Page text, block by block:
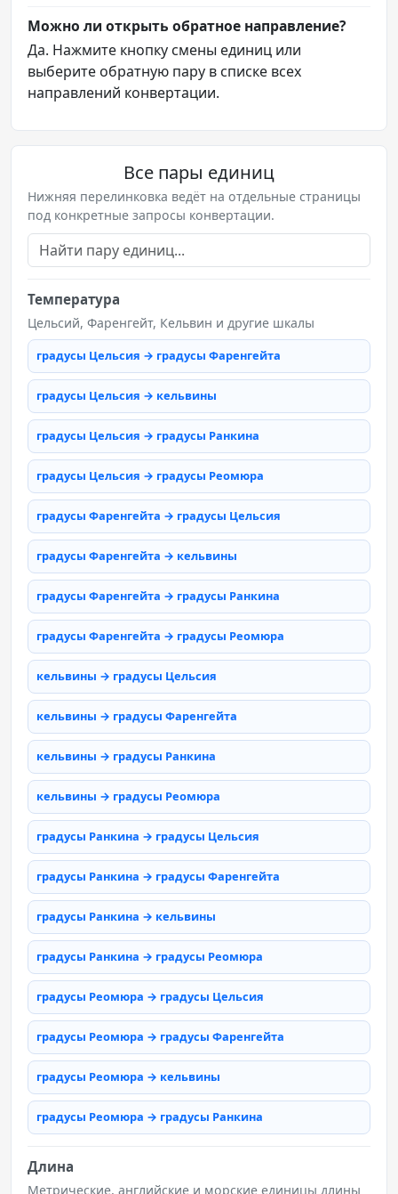
Можно ли открыть обратное направление?
Да. Нажмите кнопку смены единиц или
выберите обратную пару в списке всех
направлений конвертации.
Все пары единиц
Нижняя перелинковка ведёт на отдельные страницы
под конкретные запросы конвертации.
Температура
Цельсий, Фаренгейт, Кельвин и другие шкалы
градусы Цельсия → градусы Фаренгейта
градусы Цельсия → кельвины
градусы Цельсия → градусы Ранкина
градусы Цельсия → градусы Реомюра
градусы Фаренгейта → градусы Цельсия
градусы Фаренгейта → кельвины
градусы Фаренгейта → градусы Ранкина
градусы Фаренгейта → градусы Реомюра
кельвины → градусы Цельсия
кельвины → градусы Фаренгейта
кельвины → градусы Ранкина
кельвины → градусы Реомюра
градусы Ранкина → градусы Цельсия
градусы Ранкина → градусы Фаренгейта
градусы Ранкина → кельвины
градусы Ранкина → градусы Реомюра
градусы Реомюра → градусы Цельсия
градусы Реомюра → градусы Фаренгейта
градусы Реомюра → кельвины
градусы Реомюра → градусы Ранкина
Длина
Метрические, английские и морские единицы длины